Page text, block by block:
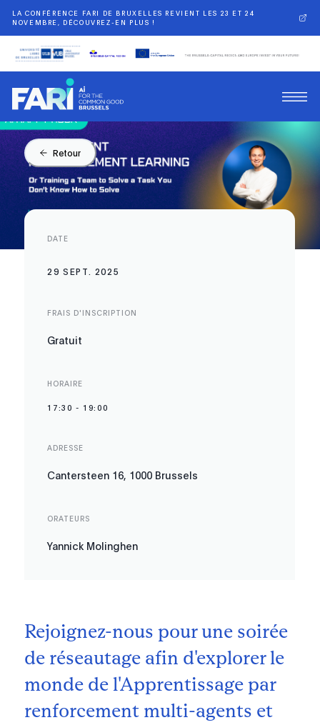
LA CONFÉRENCE FARI DE BRUXELLES REVIENT LES 23 ET 24
NOVEMBRE, DÉCOUVREZ-EN PLUS !
Retour
DATE
29 SEPT. 2025
FRAIS D'INSCRIPTION
Gratuit
HORAIRE
17:30 - 19:00
ADRESSE
Cantersteen 16, 1000 Brussels
ORATEURS
Yannick Molinghen
Rejoignez-nous pour une soirée
de réseautage afin d'explorer le
monde de l'Apprentissage par
renforcement multi-agents et